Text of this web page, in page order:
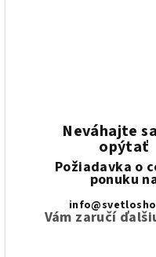
Neváhajte
opýtať
Požiadavka o
ponuku
Vám zaručí